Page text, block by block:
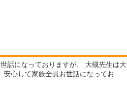
話になっておりますが、 大槻先生は大
心して家族全員お世話になってお...